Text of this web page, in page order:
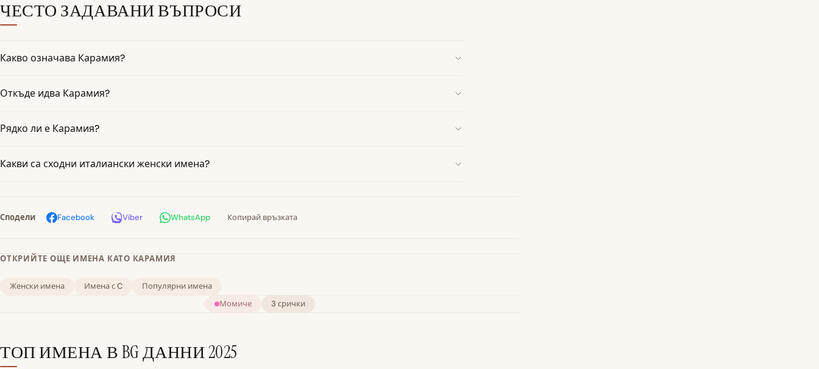
ЧЕСТО ЗАДАВАНИ ВЪПРОСИ
Какво означава Карамия?
Откъде идва Карамия?
Рядко ли е Карамия?
Какви са сходни италиански женски имена?
Сподели Facebook Viber WhatsApp Копирай връзката
ОТКРИЙТЕ ОЩЕ ИМЕНА КАТО КАРАМИЯ
Женски имена Имена с C
Популярни имена
Момиче
3 срички
ТОП ИМЕНА В BGДАННИ 2025